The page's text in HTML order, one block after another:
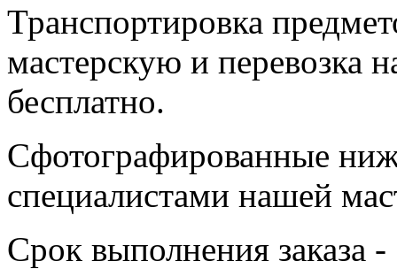
Транспортировка
мастерскую и перевозка
бесплатно.
Сфотографированные
специалистами нашей
Срок выполнения заказа